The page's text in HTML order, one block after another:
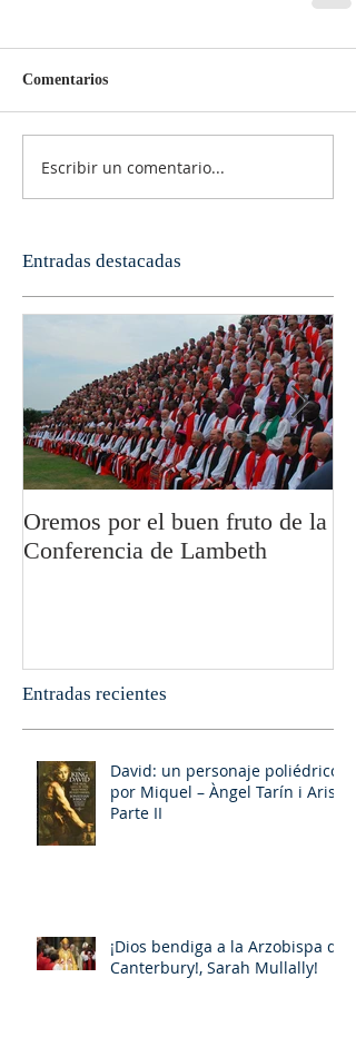
Comentarios
Escribir un comentario...
Entradas destacadas
Oremos por el buen fruto de la
Conferencia de Lambeth
Entradas recientes
David: un personaje poliédrico,
por Miquel – Àngel Tarín i Arisó
Parte II
¡Dios bendiga a la Arzobispa de
Canterbury!, Sarah Mullally!